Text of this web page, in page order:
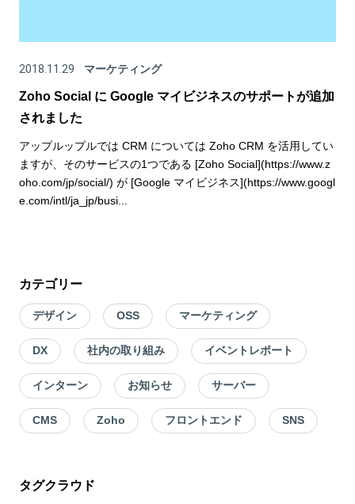
2018.11.29 マーケティング
Zoho Social に Google マイビジネスのサポートが追加
されました
アップルップルでは CRM については Zoho CRM を活用してい
ますが、そのサービスの1つである [Zoho Social](https://www.z
oho.com/jp/social/) が [Google マイビジネス](https://www.googl
e.com/intl/ja_jp/busi...
カテゴリー
デザイン OSS マーケティング
DX 社内の取り組み イベントレポート
インターン お知らせ サーバー
CMS Zoho フロントエンド SNS
タグクラウド